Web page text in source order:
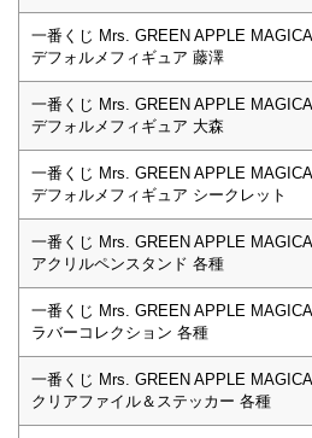
一番くじ Mrs. GREEN APPLE
デフォルメフィギュア 藤澤
一番くじ Mrs. GREEN APPLE
デフォルメフィギュア 大森
一番くじ Mrs. GREEN APPLE
デフォルメフィギュア シークレット
一番くじ Mrs. GREEN APPLE
アクリルペンスタンド 各種
一番くじ Mrs. GREEN APPLE
ラバーコレクション 各種
一番くじ Mrs. GREEN APPLE
クリアファイル＆ステッカー 各種